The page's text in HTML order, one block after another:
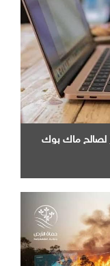
لصالح ماك بوك